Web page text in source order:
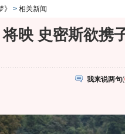
》 > 相关新闻
将映 史密斯欲携
我来说两句(